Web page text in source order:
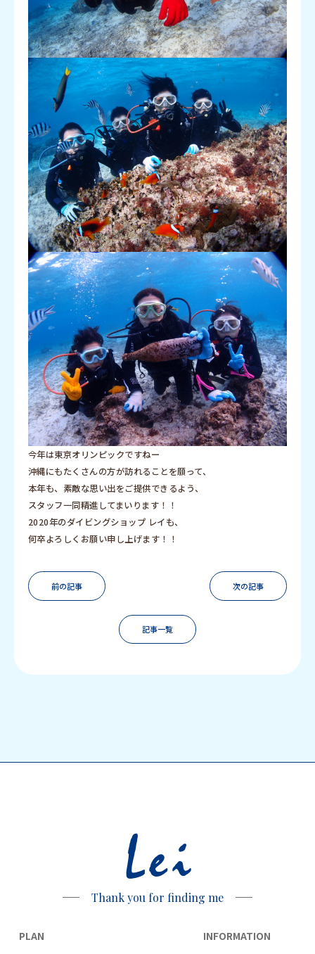
今年は東京オリンピックですねー
沖縄にもたくさんの方が訪れることを願って、
本年も、素敵な思い出をご提供できるよう、
スタッフ一同精進してまいります！！
2020年のダイビングショップ レイも、
何卒よろしくお願い申し上げます！！
前の記事
記事一覧
次の記事
Lei
Thank you for finding me
PLAN INFORMATION